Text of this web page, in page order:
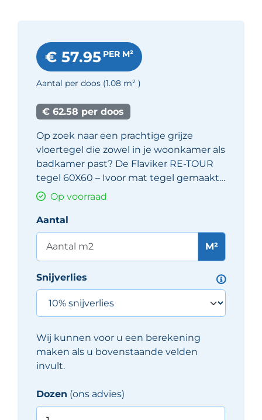
€ 57.95 PER M²
Aantal per doos (1.08 m² )
€ 62.58 per doos
Op zoek naar een prachtige grijze
vloertegel die zowel in je woonkamer als
badkamer past? De Flaviker RE-TOUR
tegel 60X60 – Ivoor mat tegel gemaakt…
Op voorraad
Aantal
M²
Snijverlies
Wij kunnen voor u een berekening
maken als u bovenstaande velden
invult.
Dozen (ons advies)
Flaviker